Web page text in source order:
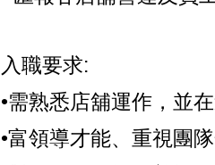
入職要求:
•需熟悉店舖運作，並
•富領導才能、重視團